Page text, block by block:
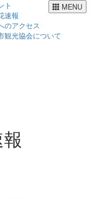
MENU
ト
速報
のアクセス
観光協会について